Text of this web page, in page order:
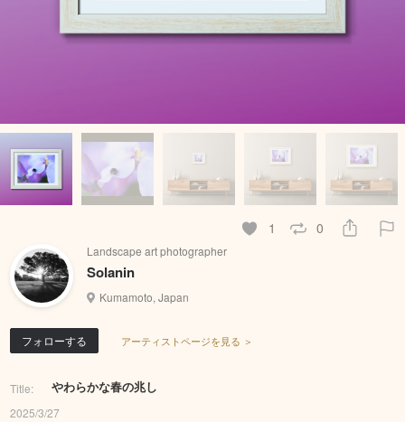
1 0
Landscape art photographer
Solanin
Kumamoto, Japan
フォローする アーティストページを見る ＞
Title: やわらかな春の兆し
2025/3/27